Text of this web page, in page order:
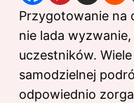
Przygotowanie na
nie lada
uczestników.
samodzielnej
odpowiednio